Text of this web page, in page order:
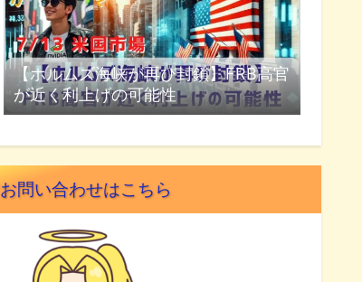
【ホルムズ海峡が再び封鎖】FRB高官
が近く利上げの可能性
お問い合わせはこちら